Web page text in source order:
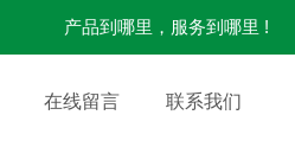
产品到哪里，服务到哪里 !
在线留言 联系我们